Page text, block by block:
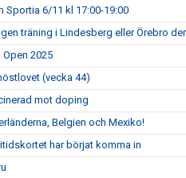
Sportia 6/11 kl 17:00-19:00
träning i Lindesberg eller Örebro
2025
(vecka 44)
mot doping
Belgien och Mexiko!
har börjat komma in